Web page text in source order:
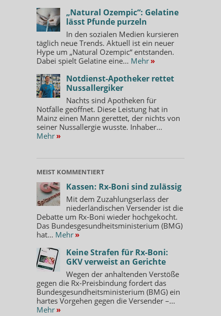
„Natural Ozempic“: Gelatine
lässt Pfunde purzeln
In den sozialen Medien kursieren
täglich neue Trends. Aktuell ist ein neuer
Hype um „Natural Ozempic“ entstanden.
Dabei spielt Gelatine eine... Mehr »
Notdienst-Apotheker rettet
Nussallergiker
Nachts sind Apotheken für
Notfälle geöffnet. Diese Leistung hat in
Mainz einen Mann gerettet, der nichts von
seiner Nussallergie wusste. Inhaber...
Mehr »
MEIST KOMMENTIERT
Kassen: Rx-Boni sind zulässig
Mit dem Zuzahlungserlass der
niederländischen Versender ist die
Debatte um Rx-Boni wieder hochgekocht.
Das Bundesgesundheitsministerium (BMG)
hat... Mehr »
Keine Strafen für Rx-Boni:
GKV verweist an Gerichte
Wegen der anhaltenden Verstöße
gegen die Rx-Preisbindung fordert das
Bundesgesundheitsministerium (BMG) ein
hartes Vorgehen gegen die Versender –...
Mehr »